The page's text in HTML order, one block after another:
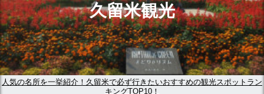
久留米観光
人気の名所を一挙紹介！久留米で必ず行きたいおすすめの観光スポットラン
キングTOP10！